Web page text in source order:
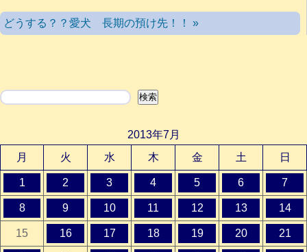
どうする？？愛犬 長期の預け先！！ »
検索 検索
2013年7月
月
火 水 木 金 土 日
1 2 3 4 5 6 7
8 9 10 11 12 13 14
15 16 17 18 19 20 21